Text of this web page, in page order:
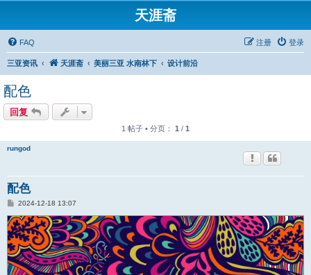
天涯斋
FAQ 登录
注册
三亚资讯 天涯斋 美丽三亚 水南林下 设计前沿
配色
回复
1 帖子 • 分页： 1 / 1
rungod
配色
帖
2024-12-18 13:07